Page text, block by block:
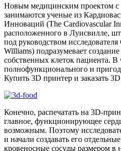
Новым медицинским проектом с
занимаются ученые из
Инноваций (The Cardiovascular
расположенного в Луисвилле,
под руководством
Williams) подразумевает
собственных клеток пациента. В
полнофункционального и
Купить 3D принтер и заказать
Конечно, распечатать на 3D-
главное, функционирующее
возможным. Поэтому
и начали создавать его
кровеносные сосуды размером в